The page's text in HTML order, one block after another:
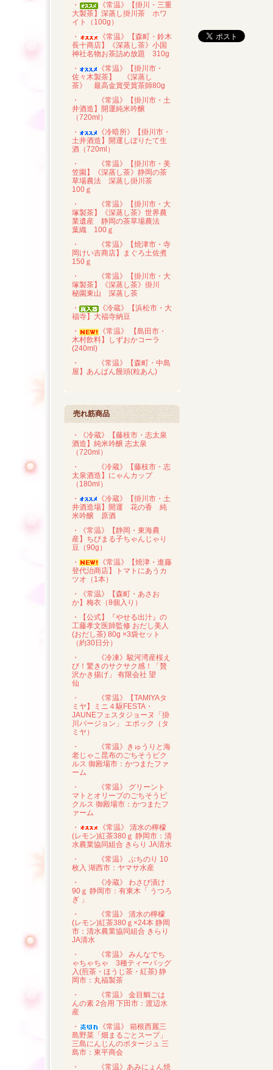
・
《常温》【掛川・三重
大製茶】深蒸し掛川茶 ホワ
イト（100g）
・
《常温》【森町・鈴木
長十商店】《深蒸し茶》小国
神社名物お茶詰め放題 310g
・
《常温》【掛川市・
佐々木製茶】 《深蒸し
茶》 最高金賞受賞茶師80g
・
《常温》【掛川市・土
井酒造】開運純米吟醸
（720ml）
・
《冷暗所》【掛川市・
土井酒造】開運しぼりたて生
酒（720ml）
・
《常温》【掛川市・美
笠園】《深蒸し茶》静岡の茶
草場農法 深蒸し掛川茶
100ｇ
・
《常温》【掛川市・大
塚製茶】《深蒸し茶》世界農
業遺産 静岡の茶草場農法
葉織 100ｇ
・
《常温》【焼津市・寺
岡けい吉商店】まぐろ土佐煮
150ｇ
・
《常温》【掛川市・大
塚製茶】《深蒸し茶》掛川
秘園東山 深蒸し茶
・
《冷蔵》【浜松市・大
福寺】大福寺納豆
・
《常温》 【島田市・
木村飲料】しずおかコーラ
(240ml)
・
《常温》【森町・中島
屋】あんぱん饅頭(粒あん)
売れ筋商品
・《冷蔵》【藤枝市・志太泉
酒造】純米吟醸 志太泉
（720ml）
・
《冷蔵》【藤枝市・志
太泉酒造】にゃんカップ
（180ml）
・
《冷蔵》【掛川市・土
井酒造場】開運 花の香 純
米吟醸 原酒
・《常温》【静岡・東海農
産】ちびまる子ちゃんじゃり
豆（90g）
・
《常温》【焼津・進藤
登代治商店】トマトにあうカ
ツオ（1本）
・《常温》【森町・あさお
か】梅衣（8個入り）
・【公式】『やせる出汁』の
工藤孝文医師監修 おだし美人
(おだし茶) 80g ×3袋セット
（約30日分）
・
《冷凍》駿河湾産桜え
び！驚きのサクサク感！「贅
沢かき揚げ」 有限会社 望
仙
・
《常温》【TAMIYAタ
ミヤ】ミニ４駆FESTA・
JAUNEフェスタジョーヌ「掛
川バージョン」 エポック（タ
ミヤ）
・
《常温》きゅうりと海
老じゃこ昆布のごちそうピク
ルス 御殿場市：かつまたファ
ーム
・
《常温》 グリーント
マトとオリーブのごちそうピ
クルス 御殿場市：かつまたフ
ァーム
・
《常温》 清水の檸檬
(レモン)紅茶380ｇ 静岡市：清
水農業協同組合 きらり JA清水
・
《常温》 ぶちのり 10
枚入 湖西市：ヤマサ水産
・
《冷蔵》 わさび漬け
90ｇ 静岡市：有東木「 うつろ
ぎ 」
・
《常温》 清水の檸檬
(レモン)紅茶380ｇ×24本 静岡
市：清水農業協同組合 きらり
JA清水
・
《常温》 みんなでち
ゃちゃちゃ 3種ティーバッグ
入(煎茶・ほうじ茶・紅茶) 静
岡市：丸福製茶
・
《常温》 金目鯛ごは
んの素 2合用 下田市：渡辺水
産
・
《常温》 箱根西麗三
島野菜「畑まるごとスープ」
三島にんじんのポタージュ 三
島市：東平商会
・
《常温》あみにょん焼